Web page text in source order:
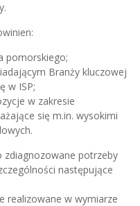
pomorskiego;
Branży kluczowej
w ISP;
w zakresie
się m.in. wysokimi
zdiagnozowane potrzeby
następujące
realizowane w wymiarze